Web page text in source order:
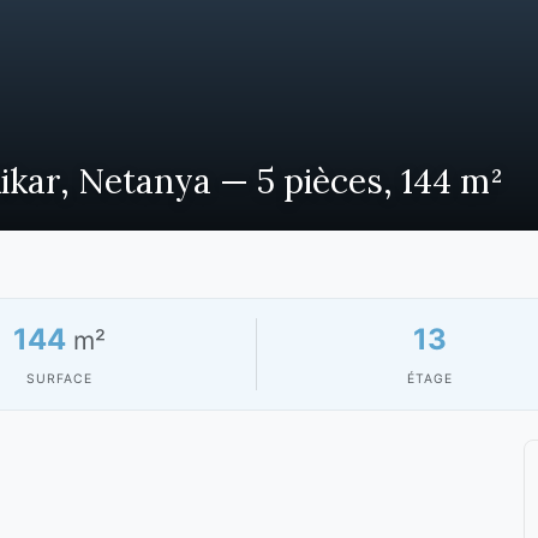
Netanya — 5 pièces, 144 m²
144m²
SURFACE
13
ÉTAGE